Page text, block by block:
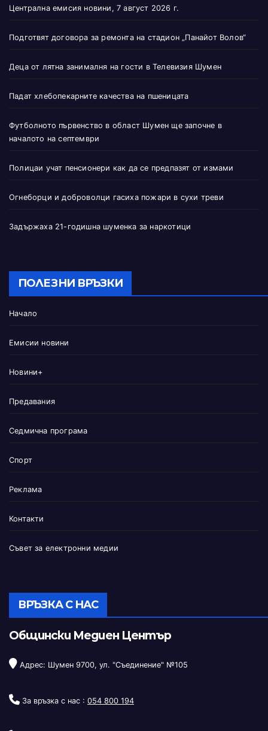
Централна емисия новини, 7 август 2026 г.
Подготвят договора за ремонта на стадион „Панайот Волов“
Деца от лятна занималня на гости в Телевизия Шумен
Падат хлебопекарните качества на пшеницата
Футболното първенство в област Шумен ще започне в
началото на септември
Полицаи учат пенсионери как да се предпазят от измами
Огнеборци и доброволци гасиха пожари в сухи треви
Задържаха 21-годишна шуменка за наркотици
ПОЛЕЗНИ ВРЪЗКИ
Начало
Емисии новини
Новини+
Предавания
Седмична програма
Спорт
Реклама
Контакти
Съвет за електронни медии
ВРЪЗКА С НАС
Общински Медиен Център
Адрес: Шумен 9700, ул. "Съединение" №105
За връзка с нас : 054 800 194